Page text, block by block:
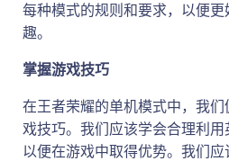
每种模式的规则和要求，以便
趣。
掌握游戏技巧
在王者荣耀的单机模式中，我
戏技巧。我们应该学会合理利用
以便在游戏中取得优势。我们